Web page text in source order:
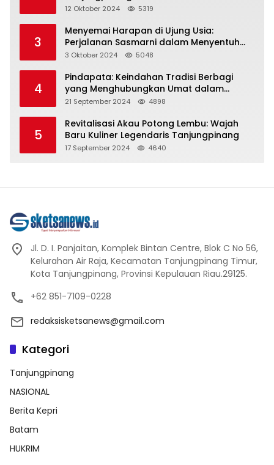
Representasi
12 Oktober 2024 5319
3
Menyemai Harapan di Ujung Usia:
Perjalanan Sasmarni dalam Menyentuh
Hati dan Jiwa
3 Oktober 2024 5048
4
Pindapata: Keindahan Tradisi Berbagi
yang Menghubungkan Umat dalam
Spiritualitas dan Kebersamaan dalam
21 September 2024 4898
5
Revitalisasi Akau Potong Lembu: Wajah
Baru Kuliner Legendaris Tanjungpinang
17 September 2024 4640
Jl. D. I. Panjaitan, Komplek Bintan Centre, Blok C No 56,
Kelurahan Air Raja, Kecamatan Tanjungpinang Timur,
Kota Tanjungpinang, Provinsi Kepulauan Riau.29125.
+62 851-7109-0228
redaksisketsanews@gmail.com
Kategori
Tanjungpinang
NASIONAL
Berita Kepri
Batam
HUKRIM